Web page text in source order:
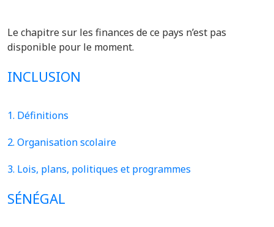
Le chapitre sur les finances de ce pays n’est pas
disponible pour le moment.
INCLUSION
1. Définitions
2. Organisation scolaire
3. Lois, plans, politiques et programmes
SÉNÉGAL